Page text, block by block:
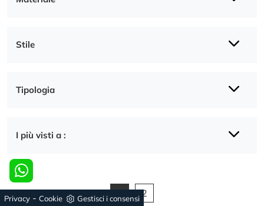
Stile
Tipologia
I più visti a :
1 2
Privacy - Cookie Gestisci i consensi